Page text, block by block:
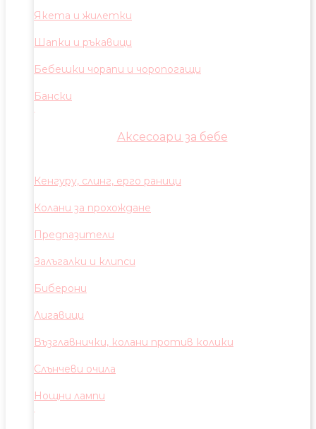
Якета и жилетки
Шапки и ръкавици
Бебешки чорапи и чоропогащи
Бански
Аксесоари за бебе
Кенгуру, слинг, ерго раници
Колани за прохождане
Предпазители
Залъгалки и клипси
Биберони
Лигавици
Възглавнички, колани против колики
Слънчеви очила
Нощни лампи